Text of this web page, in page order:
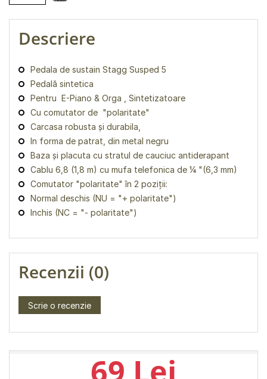
Descriere
Pedala de sustain Stagg Susped 5
Pedală sintetica
Pentru E-Piano & Orga , Sintetizatoare
Cu comutator de "polaritate"
Carcasa robusta și durabila,
In forma de patrat, din metal negru
Baza și placuta cu stratul de cauciuc antiderapant
Cablu 6,8 (1,8 m) cu mufa telefonica de ¼ "(6,3 mm)
Comutator "polaritate" în 2 poziții:
Normal deschis (NU = "+ polaritate")
Inchis (NC = "- polaritate")
Recenzii (0)
Scrie o recenzie